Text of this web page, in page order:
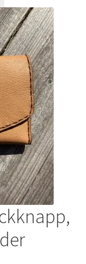
produkten
har
flera
varianter.
De
olika
alternativen
kan
väljas
på
produktsidan